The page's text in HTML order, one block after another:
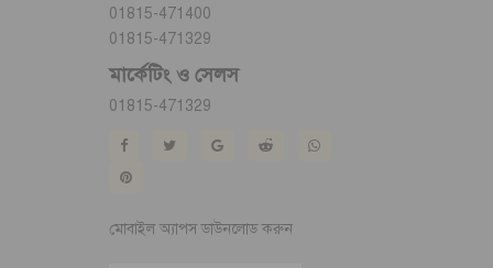
01815-471400
01815-471329
মার্কেটিং ও সেলস
01815-471329
মোবাইল অ্যাপস ডাউনলোড করুন